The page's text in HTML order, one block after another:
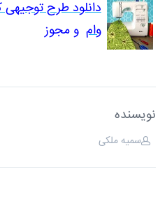
وام و مجوز
نویسنده
سمیه ملکی